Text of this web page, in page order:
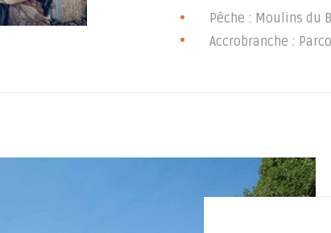
Pêche : Moulins du
Accrobranche :